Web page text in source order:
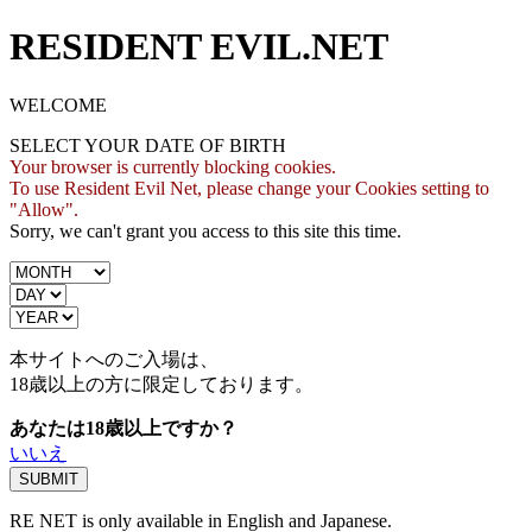
RESIDENT EVIL.NET
WELCOME
SELECT YOUR DATE OF BIRTH
Your browser is currently blocking cookies.
To use Resident Evil Net, please change your Cookies setting to
"Allow".
Sorry, we can't grant you access to this site this time.
本サイトへのご入場は、
18歳以上の方に限定しております。
あなたは18歳以上ですか？
いいえ
RE NET is only available in English and Japanese.